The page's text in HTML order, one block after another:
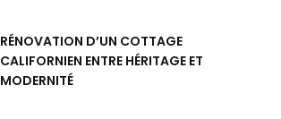
RÉNOVATION D’UN COTTAGE
CALIFORNIEN ENTRE HÉRITAGE ET
MODERNITÉ